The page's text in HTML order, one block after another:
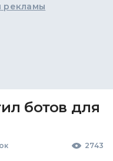
рекламы
ботов для
2743